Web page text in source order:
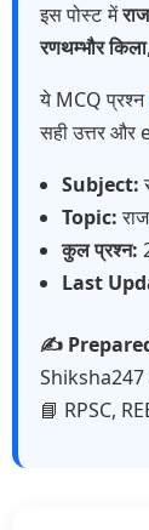
इस पोस्ट में
रणथम्भौर किला,
ये MCQ प्रश्न
सही उत्तर
Subject:
Topic:
कुल प्रश्न:
Last
✍️
📘 RPSC,